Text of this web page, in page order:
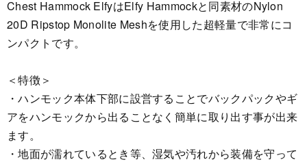
Chest Hammock ElfyはElfy Hammockと同素材のNylon
20D Ripstop Monolite Meshを使用した超軽量で非常にコ
ンパクトです。
＜特徴＞
・ハンモック本体下部に設営することでバックパックやギ
アをハンモックから出ることなく簡単に取り出す事が出来
ます。
・地面が濡れているとき等、湿気や汚れから装備を守って